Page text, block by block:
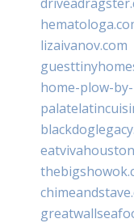
lizaivanov.com
home-plow-